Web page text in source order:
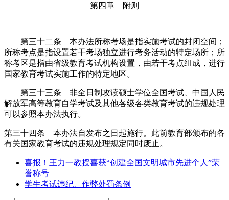
第四章 附则
第三十二条 本办法所称考场是指实施考试的封闭空间；
所称考点是指设置若干考场独立进行考务活动的特定场所；所
称考区是指由省级教育考试机构设置，由若干考点组成，进行
国家教育考试实施工作的特定地区。
第三十三条 非全日制攻读硕士学位全国考试、中国人民
解放军高等教育自学考试及其他各级各类教育考试的违规处理
可以参照本办法执行。
第三十四条 本办法自发布之日起施行。此前教育部颁布的各
有关国家教育考试的违规处理规定同时废止。
喜报！王力一教授喜获“创建全国文明城市先进个人”荣
誉称号
学生考试违纪、作弊处罚条例